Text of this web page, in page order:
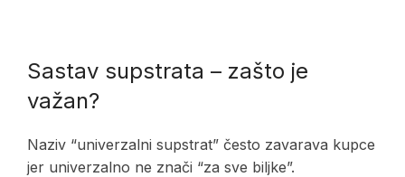
Sastav supstrata – zašto je
važan?
Naziv “univerzalni supstrat” često zavarava kupce
jer univerzalno ne znači “za sve biljke”.